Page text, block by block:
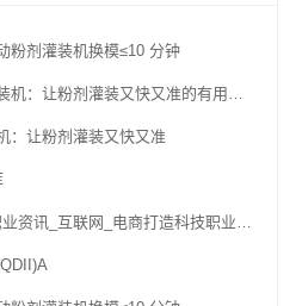
粉剂灌装机换模≤10 分钟
上海圣刚西林瓶粉剂灌装机：让粉剂灌装又快又准的有用辅佐
：让粉剂灌装又快又准
深度天极资讯频道_IT职业资讯_互联网_电商打造科技职业威望坐看途径风云变迁